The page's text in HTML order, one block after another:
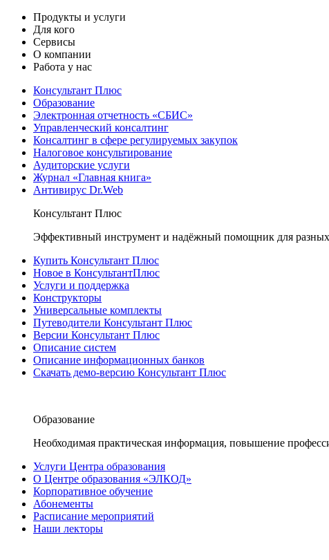
Продукты и услуги
Для кого
Сервисы
О компании
Работа у нас
Консультант Плюс
Образование
Электронная отчетность «СБИС»
Управленческий консалтинг
Консалтинг в сфере регулируемых закупок
Налоговое консультирование
Аудиторские услуги
Журнал «Главная книга»
Антивирус Dr.Web
Консультант Плюс
Эффективный инструмент и надёжный помощник для
Купить Консультант Плюс
Новое в КонсультантПлюс
Услуги и поддержка
Конструкторы
Универсальные комплекты
Путеводители Консультант Плюс
Версии Консультант Плюс
Описание систем
Описание информационных банков
Скачать демо-версию Консультант Плюс
Образование
Необходимая практическая информация, повышение
Услуги Центра образования
О Центре образования «ЭЛКОД»
Корпоративное обучение
Абонементы
Расписание мероприятий
Наши лекторы